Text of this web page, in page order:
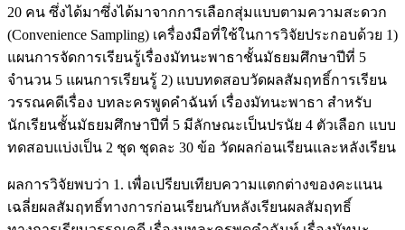
20 คน ซึ่งได้มาซึ่งได้มาจากการเลือกสุ่มแบบตามความสะดวก
(Convenience Sampling) เครื่องมือที่ใช้ในการวิจัยประกอบด้วย 1)
แผนการจัดการเรียนรู้เรื่องมัทนะพาธาชั้นมัธยมศึกษาปีที่ 5
จำนวน 5 แผนการเรียนรู้ 2) แบบทดสอบวัดผลสัมฤทธิ์การเรียน
วรรณคดีเรื่อง บทละครพูดคำฉันท์ เรื่องมัทนะพาธา สำหรับ
นักเรียนชั้นมัธยมศึกษาปีที่ 5 มีลักษณะเป็นปรนัย 4 ตัวเลือก แบบ
ทดสอบแบ่งเป็น 2 ชุด ชุดละ 30 ข้อ วัดผลก่อนเรียนและหลังเรียน
ผลการวิจัยพบว่า 1. เพื่อเปรียบเทียบความแตกต่างของคะแนน
เฉลี่ยผลสัมฤทธิ์ทางการก่อนเรียนกับหลังเรียนผลสัมฤทธิ์